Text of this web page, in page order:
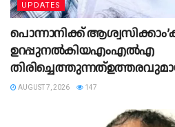
UPDATES
പൊന്നാനിക്ക്
ഉറപ്പുനൽകിയഎംഎൽഎ
AUGUST 7, 2026 147